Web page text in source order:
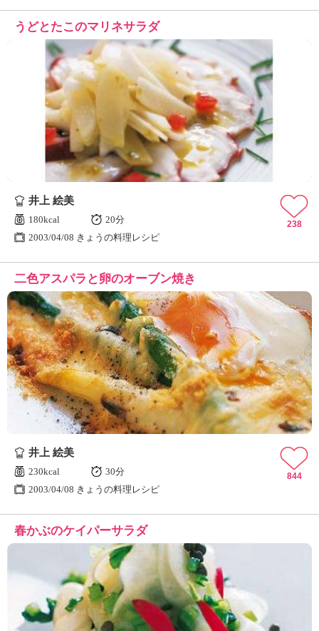
うどとたこのマリネサラダ
井上 絵美
180kcal
20分
2003/04/08 きょうの料理レシピ
238
二色アスパラと卵のオーブン焼き
井上 絵美
230kcal
30分
2003/04/08 きょうの料理レシピ
844
春かぶのケイパーサラダ